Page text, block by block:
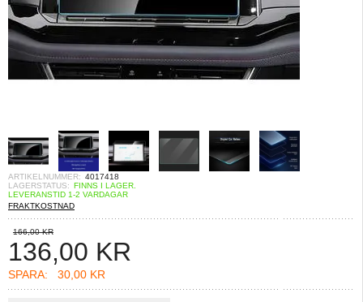
ARTIKELNUMMER: 4017418
LAGERSTATUS: FINNS I LAGER.
LEVERANSTID 1-2 VARDAGAR
FRAKTKOSTNAD
166,00 KR
136,00 KR
SPARA: 30,00 KR